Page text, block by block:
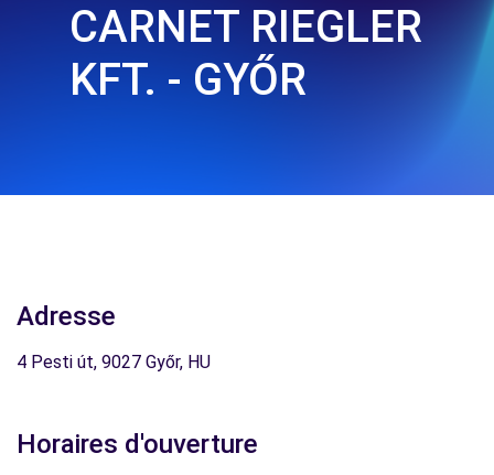
CARNET RIEGLER
KFT. - GYŐR
Adresse
4 Pesti út, 9027 Győr, HU
Horaires d'ouverture